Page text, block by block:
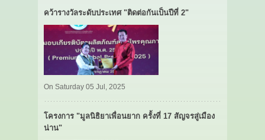
คว้ารางวัลระดับประเทศ "ติดต่อกันเป็นปีที่ 2"
On Saturday 05 Jul, 2025
โครงการ "มูลนิธิยาเพื่อนยาก ครั้งที่ 17 สัญจรสู่เมือง
น่าน"